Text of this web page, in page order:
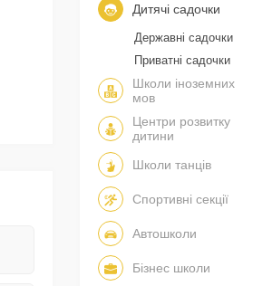
Дитячі садочки
Державні садочки
Приватні садочки
Школи іноземних
мов
Центри розвитку
дитини
Школи танців
Спортивні секції
Автошколи
Бізнес школи